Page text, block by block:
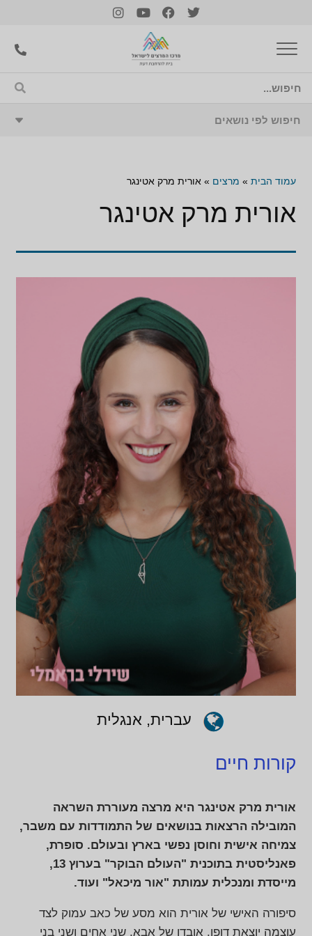
עמוד הבית » מרצים » אורית מרק אטינגר
אורית מרק אטינגר
עברית, אנגלית
קורות חיים
אורית מרק אטינגר היא מרצה מעוררת השראה
המובילה הרצאות בנושאים של התמודדות עם משבר,
צמיחה אישית וחוסן נפשי בארץ ובעולם. סופרת,
פאנליסטית בתוכנית "העולם הבוקר" בערוץ 13,
מייסדת ומנכלית עמותת "אור מיכאל" ועוד.
סיפורה האישי של אורית הוא מסע של כאב עמוק לצד
עוצמה יוצאת דופן. אובדן של אבא, שני אחים ושני בני